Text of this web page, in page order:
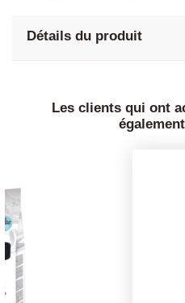
Détails du produit
Les clients qui ont